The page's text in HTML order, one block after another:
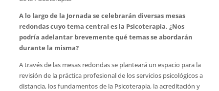
A lo largo de la Jornada se celebrarán diversas mesas
redondas cuyo tema central es la Psicoterapia. ¿Nos
podría adelantar brevemente qué temas se abordarán
durante la misma?
A través de las mesas redondas se planteará un espacio para la
revisión de la práctica profesional de los servicios psicológicos a
distancia, los fundamentos de la Psicoterapia, la acreditación y